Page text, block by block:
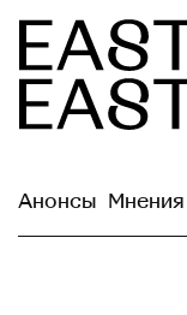
Анонсы Мнения